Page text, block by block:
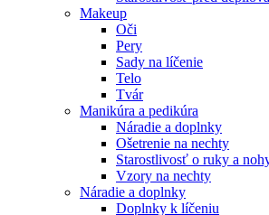
Makeup
Oči
Pery
Sady na líčenie
Telo
Tvár
Manikúra a pedikúra
Náradie a doplnky
Ošetrenie na nechty
Starostlivosť o ruky a
Vzory na nechty
Náradie a doplnky
Doplnky k líčeniu